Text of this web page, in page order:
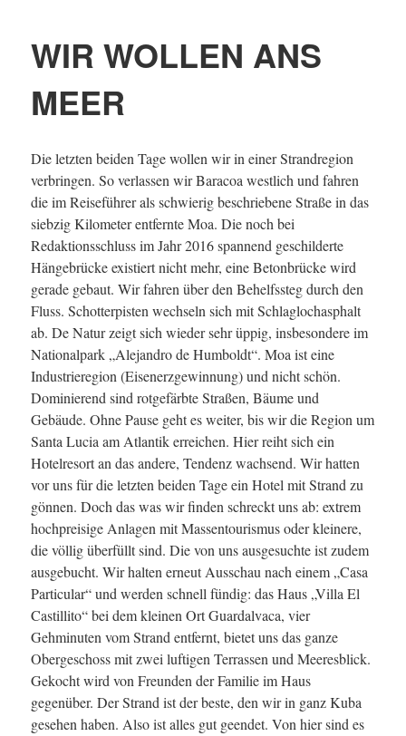
WIR WOLLEN ANS
MEER
Die letzten beiden Tage wollen wir in einer Strandregion
verbringen. So verlassen wir Baracoa westlich und fahren
die im Reiseführer als schwierig beschriebene Straße in das
siebzig Kilometer entfernte Moa. Die noch bei
Redaktionsschluss im Jahr 2016 spannend geschilderte
Hängebrücke existiert nicht mehr, eine Betonbrücke wird
gerade gebaut. Wir fahren über den Behelfssteg durch den
Fluss. Schotterpisten wechseln sich mit Schlaglochasphalt
ab. De Natur zeigt sich wieder sehr üppig, insbesondere im
Nationalpark „Alejandro de Humboldt“. Moa ist eine
Industrieregion (Eisenerzgewinnung) und nicht schön.
Dominierend sind rotgefärbte Straßen, Bäume und
Gebäude. Ohne Pause geht es weiter, bis wir die Region um
Santa Lucia am Atlantik erreichen. Hier reiht sich ein
Hotelresort an das andere, Tendenz wachsend. Wir hatten
vor uns für die letzten beiden Tage ein Hotel mit Strand zu
gönnen. Doch das was wir finden schreckt uns ab: extrem
hochpreisige Anlagen mit Massentourismus oder kleinere,
die völlig überfüllt sind. Die von uns ausgesuchte ist zudem
ausgebucht. Wir halten erneut Ausschau nach einem „Casa
Particular“ und werden schnell fündig: das Haus „Villa El
Castillito“ bei dem kleinen Ort Guardalvaca, vier
Gehminuten vom Strand entfernt, bietet uns das ganze
Obergeschoss mit zwei luftigen Terrassen und Meeresblick.
Gekocht wird von Freunden der Familie im Haus
gegenüber. Der Strand ist der beste, den wir in ganz Kuba
gesehen haben. Also ist alles gut geendet. Von hier sind es